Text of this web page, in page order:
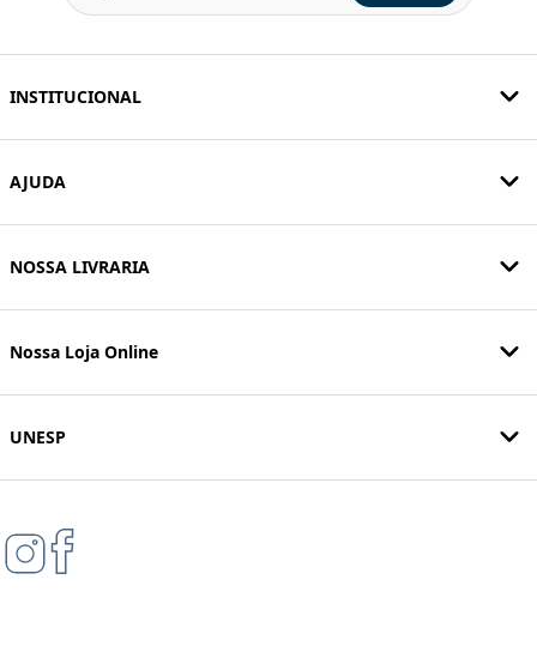
INSTITUCIONAL
AJUDA
NOSSA LIVRARIA
Nossa Loja Online
UNESP